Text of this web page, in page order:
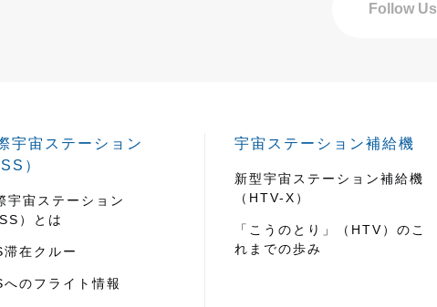
Follow Us
宇宙ステーション
）
宇宙ステーション
）とは
在クルー
のフライト情報
宇宙ステーション補給機
新型宇宙ステーション補給機
（HTV-X）
「こうのとり」（HTV）のこ
れまでの歩み